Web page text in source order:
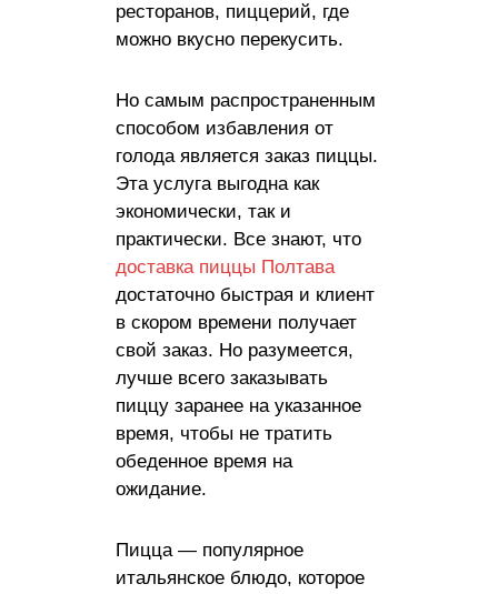
ресторанов, пиццерий, где
можно вкусно перекусить.
Но самым распространенным
способом избавления от
голода является заказ пиццы.
Эта услуга выгодна как
экономически, так и
практически. Все знают, что
доставка пиццы Полтава
достаточно быстрая и клиент
в скором времени получает
свой заказ. Но разумеется,
лучше всего заказывать
пиццу заранее на указанное
время, чтобы не тратить
обеденное время на
ожидание.
Пицца — популярное
итальянское блюдо, которое